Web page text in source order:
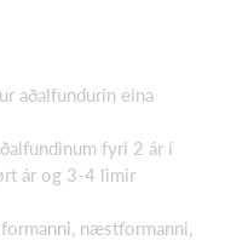
aðalfundurin eina
fyri 2 ár í
ár og 3-4 limir
næstformanni,